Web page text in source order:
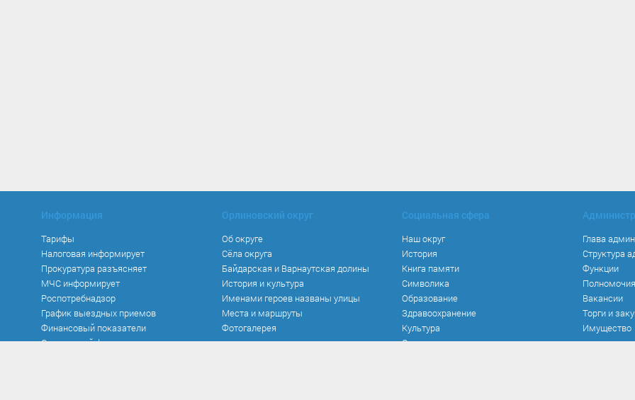
Информация
Тарифы
Налоговая информирует
Прокуратура разъясняет
МЧС информирует
Роспотребнадзор
График выездных приемов
Финансовый показатели
Социальный фонд
Орлиновский округ
Об округе
Сёла округа
Байдарская и Варнаутская долины
История и культура
Именами героев названы улицы
Места и маршруты
Фотогалерея
Социальная сфера
Наш округ
История
Книга памяти
Символика
Образование
Здравоохранение
Культура
Спорт
Глава
Структура
Функции
Полномочия
Вакансии
Торги и
Имущество